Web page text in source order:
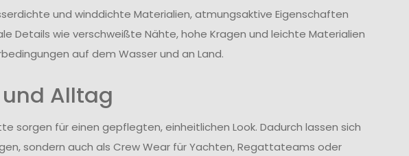
und winddichte Materialien, atmungsaktive Eigenschaften
Details wie verschweißte Nähte, hohe Kragen und leichte Materialien
auf dem Wasser und an Land.
Alltag
sorgen für einen gepflegten, einheitlichen Look. Dadurch lassen sich
sondern auch als Crew Wear für Yachten, Regattateams oder